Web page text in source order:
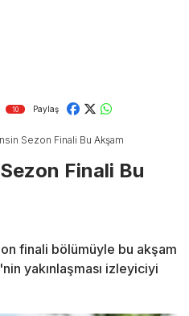
10 Paylaş
Sezon Finali Bu Akşam
Finali Bu
finali bölümüyle bu akşam
yakınlaşması izleyiciyi